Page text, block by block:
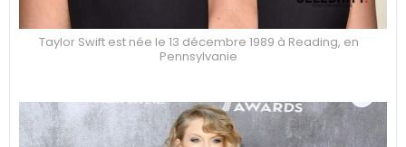
Taylor Swift est née le 13 décembre 1989 à Reading, en
Pennsylvanie